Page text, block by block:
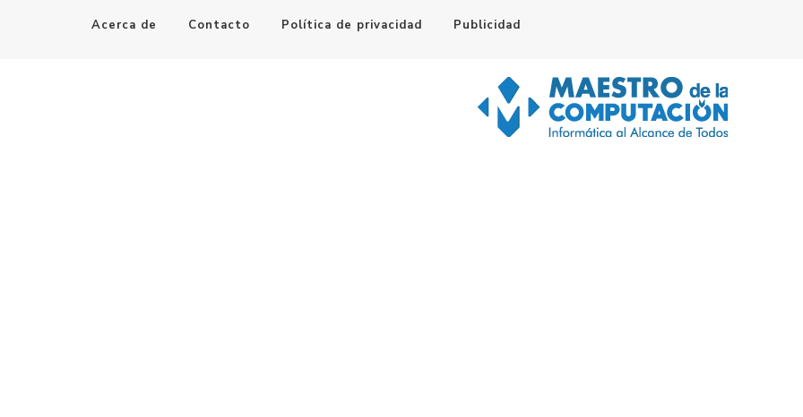
Acerca de Contacto Política de privacidad Publicidad